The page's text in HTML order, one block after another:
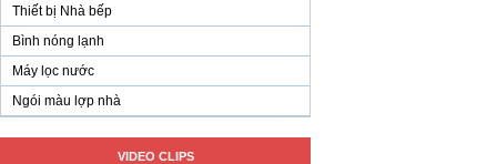
Thiết bị Nhà bếp
Bình nóng lạnh
Máy lọc nước
Ngói màu lợp nhà
VIDEO CLIPS